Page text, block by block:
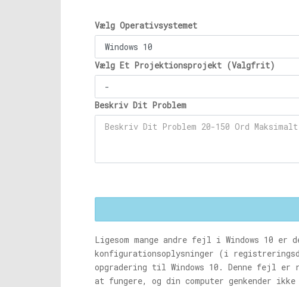
Vælg Operativsystemet
Vælg Et Projektionsprojekt (Valgfrit)
Beskriv Dit Problem
Ligesom mange andre fejl i Windows 10 er
konfigurationsoplysninger (i
opgradering til Windows 10. Denne fejl er
at fungere, og din computer genkender